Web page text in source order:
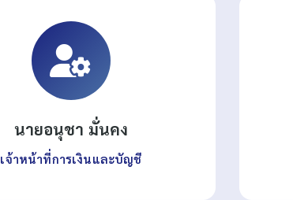
นายอนุชา มั่นคง
เจ้าหน้าที่การเงินและบัญชี